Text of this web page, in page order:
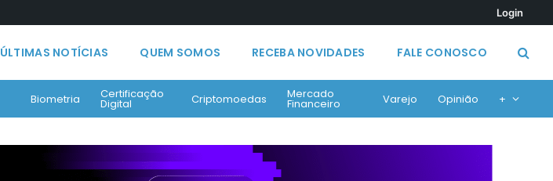
Login
ÚLTIMAS NOTÍCIAS QUEM SOMOS RECEBA NOVIDADES FALE CONOSCO
Biometria Certificação
Digital Criptomoedas Mercado
Financeiro Varejo Opinião +